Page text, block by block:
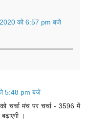
को 6:57 pm बजे
5:48 pm बजे
चर्चा मंच पर चर्चा - 3596में
।